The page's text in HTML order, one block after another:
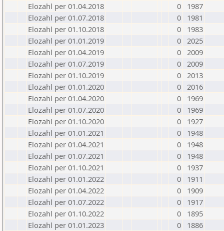
Elozahl per 01.04.2018
0
1987
Elozahl per 01.07.2018
0
1981
Elozahl per 01.10.2018
0
1983
Elozahl per 01.01.2019
0 2025
Elozahl per 01.04.2019
0 2009
Elozahl per 01.07.2019
0 2009
Elozahl per 01.10.2019
0 2013
Elozahl per 01.01.2020
0 2016
Elozahl per 01.04.2020
0
1969
Elozahl per 01.07.2020
0
1969
Elozahl per 01.10.2020
0
1927
Elozahl per 01.01.2021
0
1948
Elozahl per 01.04.2021
0
1948
Elozahl per 01.07.2021
0
1948
Elozahl per 01.10.2021
0
1937
Elozahl per 01.01.2022
0
1911
Elozahl per 01.04.2022
0
1909
Elozahl per 01.07.2022
0
1917
Elozahl per 01.10.2022
0
1895
Elozahl per 01.01.2023
0
1886